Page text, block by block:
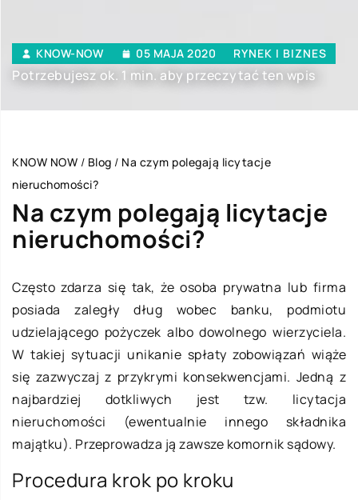
KNOW-NOW 05 MAJA 2020 RYNEK I BIZNES
Potrzebujesz ok. 1 min. aby przeczytać ten wpis
KNOW NOW / Blog / Na czym polegają licytacje
nieruchomości?
Na czym polegają licytacje
nieruchomości?
Często zdarza się tak, że osoba prywatna lub firma
posiada zaległy dług wobec banku, podmiotu
udzielającego pożyczek albo dowolnego wierzyciela.
W takiej sytuacji unikanie spłaty zobowiązań wiąże
się zazwyczaj z przykrymi konsekwencjami. Jedną z
najbardziej dotkliwych jest tzw. licytacja
nieruchomości (ewentualnie innego składnika
majątku). Przeprowadza ją zawsze komornik sądowy.
Procedura krok po kroku